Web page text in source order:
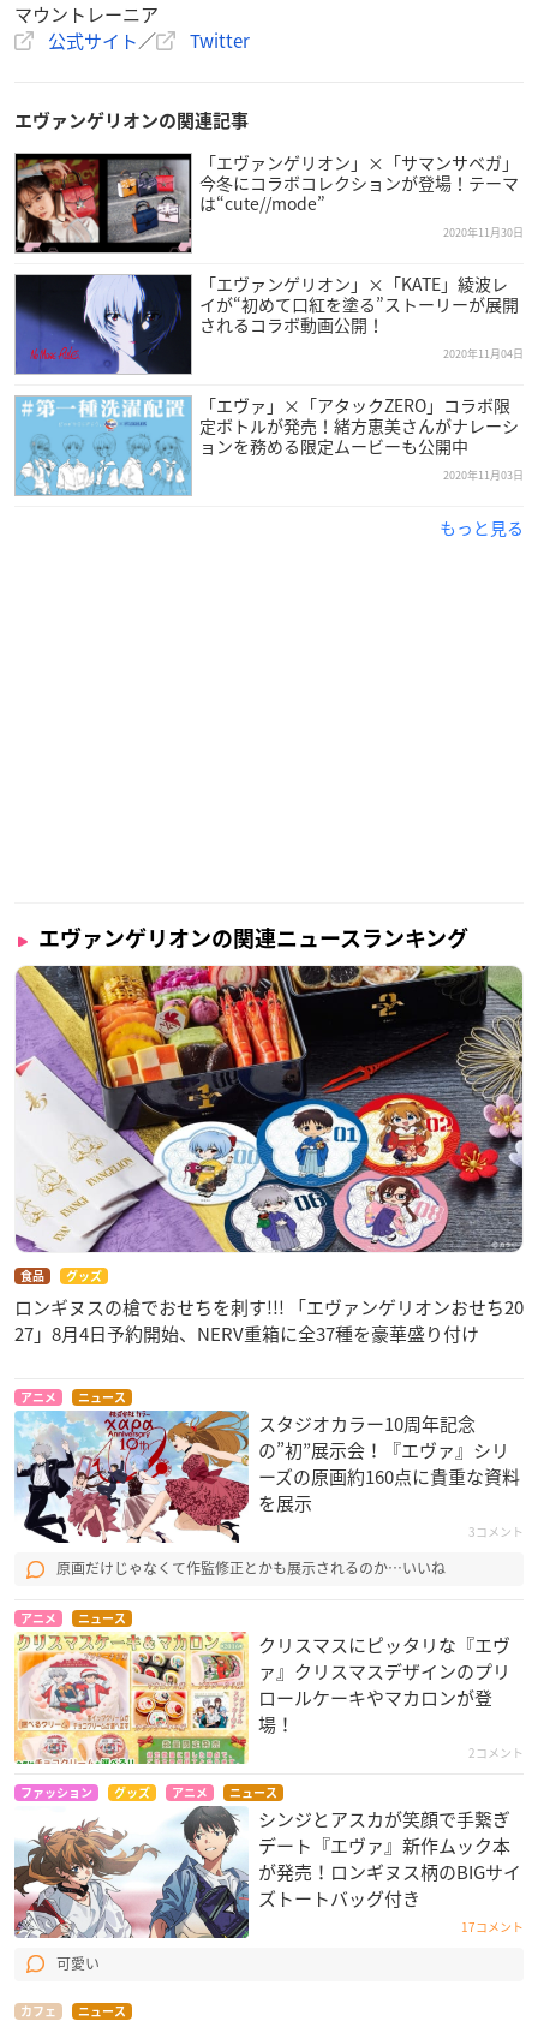
マウントレーニア
公式サイト／ Twitter
エヴァンゲリオンの関連記事
「エヴァンゲリオン」×「サマンサベガ」
今冬にコラボコレクションが登場！テーマ
は“cute//mode”
2020年11月30日
「エヴァンゲリオン」×「KATE」綾波レ
イが“初めて口紅を塗る”ストーリーが展開
されるコラボ動画公開！
2020年11月04日
「エヴァ」×「アタックZERO」コラボ限
定ボトルが発売！緒方恵美さんがナレーシ
ョンを務める限定ムービーも公開中
2020年11月03日
もっと見る
エヴァンゲリオンの関連ニュースランキング
食品 グッズ
ロンギヌスの槍でおせちを刺す!!! 「エヴァンゲリオンおせち20
27」8月4日予約開始、NERV重箱に全37種を豪華盛り付け
アニメ ニュース
スタジオカラー10周年記念
の”初”展示会！『エヴァ』シリ
ーズの原画約160点に貴重な資料
を展示
3コメント
原画だけじゃなくて作監修正とかも展示されるのか…いいね
アニメ ニュース
クリスマスにピッタリな『エヴ
ァ』クリスマスデザインのプリ
ロールケーキやマカロンが登
場！
2コメント
ファッション グッズ アニメ ニュース
シンジとアスカが笑顔で手繋ぎ
デート『エヴァ』新作ムック本
が発売！ロンギヌス柄のBIGサイ
ズトートバッグ付き
17コメント
可愛い
カフェ ニュース